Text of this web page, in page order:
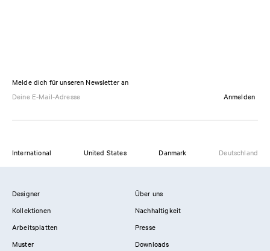
Melde dich für unseren Newsletter an
Anmelden
International United States Danmark Deutschland
Designer
Kollektionen
Arbeitsplatten
Muster
Über uns
Nachhaltigkeit
Presse
Downloads